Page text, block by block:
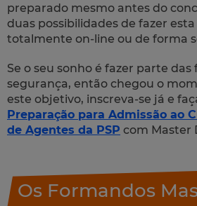
preparado mesmo antes do
duas possibilidades de fazer
totalmente on-line ou de forma
Se o seu sonho é fazer parte das
segurança, então chegou o
este objetivo, inscreva-se já e
Preparação para Admissão ao
de Agentes da PSP com Master
Os Formandos